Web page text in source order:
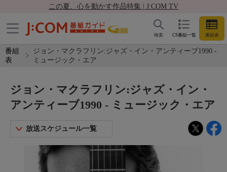
この夏、心を動かす作品特集 | J:COM TV
CS番組一覧 番組表
検索
番組
表
ジョン・マクラフリン:ジャズ・イン・アンティーブ1990 -
ミュージック・エア
ジョン・マクラフリン:ジャズ・イン・
アンティーブ1990 - ミュージック・エア
放送スケジュール一覧